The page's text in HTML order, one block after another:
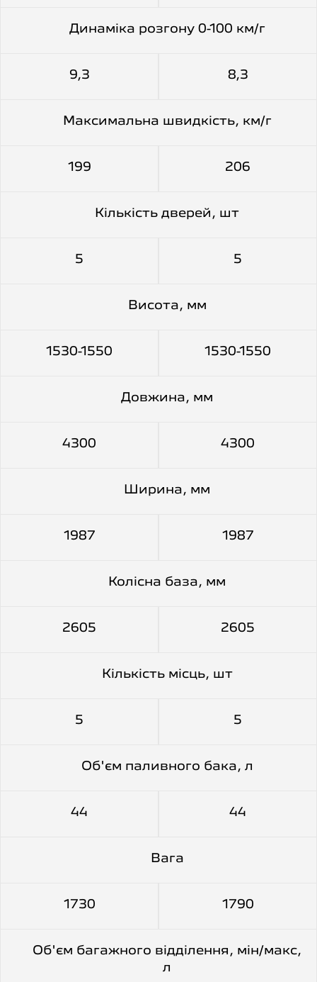
Динаміка розгону 0-100 км/г
9,3 8,3
Максимальна швидкiсть, км/г
199 206
Кiлькiсть дверей, шт
5 5
Висота, мм
1530-1550 1530-1550
Довжина, мм
4300 4300
Ширина, мм
1987 1987
Колiсна база, мм
2605 2605
Кiлькiсть мiсць, шт
5 5
Об'єм паливного бака, л
44 44
Вага
1730 1790
Об'єм багажного відділення, мін/макс,
л